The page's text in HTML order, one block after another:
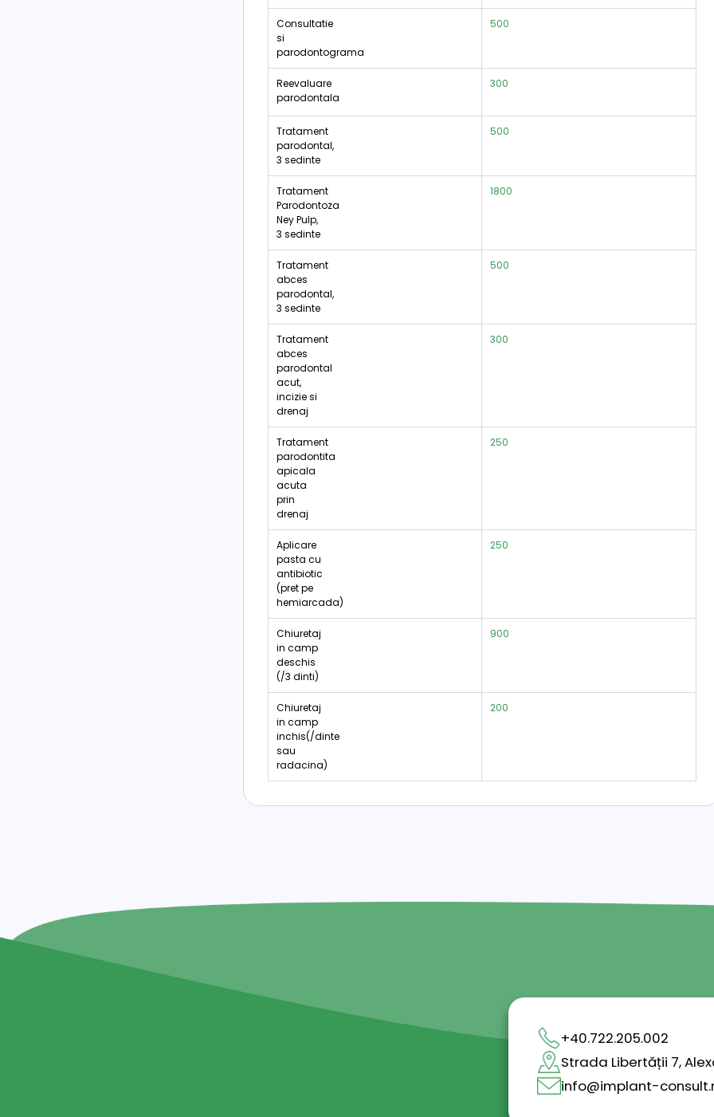
Consultatie
si
parodontograma
500
Reevaluare
parodontala
300
Tratament
parodontal,
3 sedinte
500
Tratament
Parodontoza
Ney Pulp,
3 sedinte
1800
Tratament
abces
parodontal,
3 sedinte
500
Tratament
abces
parodontal
acut,
incizie si
drenaj
300
Tratament
parodontita
apicala
acuta
prin
drenaj
250
Aplicare
pasta cu
antibiotic
(pret pe
hemiarcada)
250
Chiuretaj
in camp
deschis
(/3 dinti)
900
Chiuretaj
in camp
inchis(/dinte
sau
radacina)
200
+40.722.205.002
Strada Libertății 7,
info@implant-